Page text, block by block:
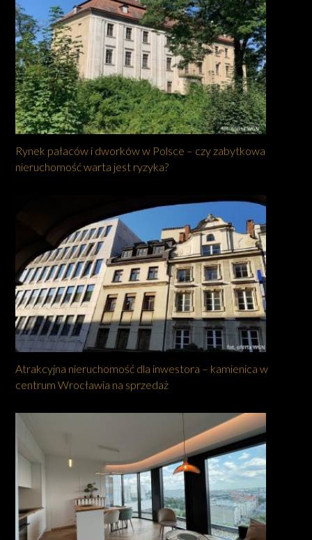
Rynek pałaców i dworków w Polsce – czy zabytkowa
nieruchomość warta jest ryzyka?
Atrakcyjna nieruchomość dla inwestora – kamienica w
centrum Wrocławia na sprzedaż